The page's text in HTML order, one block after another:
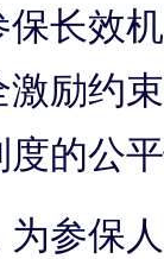
长效
励约
的公
为参保